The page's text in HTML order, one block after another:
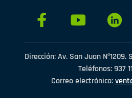
Dirección: Av. San Juan
Teléfonos: 937
Correo electrónico: